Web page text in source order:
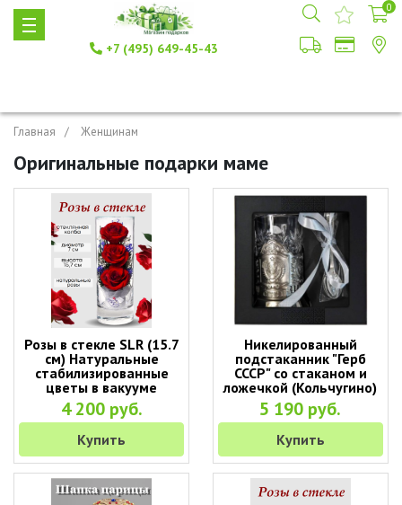
+7 (495) 649-45-43
0
Главная Женщинам
Оригинальные подарки маме
Розы в стекле SLR (15.7
см) Натуральные
стабилизированные
цветы в вакууме
4 200 руб.
Купить
Никелированный
подстаканник "Герб
СССР" со стаканом и
ложечкой (Кольчугино)
5 190 руб.
Купить